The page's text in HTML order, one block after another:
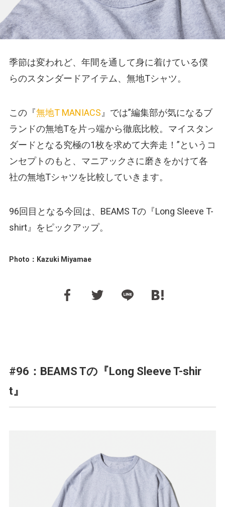
季節は変われど、年間を通して身に着けている僕
らのスタンダードアイテム、無地Tシャツ。
この『無地T MANIACS 』では”編集部が気になるブ
ランドの無地Tを片っ端から徹底比較。マイスタン
ダードとなる究極の1枚を求めて大奔走！”というコ
ンセプトのもと、マニアックさに磨きをかけて各
社の無地Tシャツを比較していきます。
96回目となる今回は、BEAMS Tの『Long Sleeve T-
shirt』をピックアップ。
Photo：Kazuki Miyamae
#96：BEAMS Tの『Long Sleeve T-shir
t』